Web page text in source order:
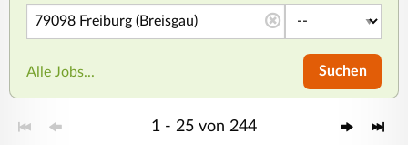
Alle Jobs... Suchen
1 - 25 von 244